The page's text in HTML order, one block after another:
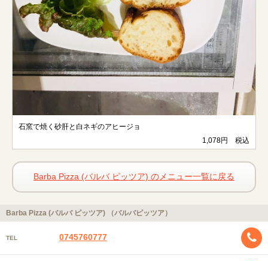
石窯で焼く砂肝と白ネギのアヒージョ
1,078円 税込
Barba Pizza (バルバ ピッツア) のメニュー一覧に戻る
Barba Pizza (バルバ ピッツア) （バルバピッツア）
TEL 0745760777